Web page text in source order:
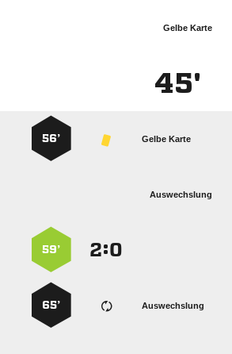
Gelbe Karte
45'
Gelbe Karte
56’
Auswechslung
:
59’
Auswechslung
65’